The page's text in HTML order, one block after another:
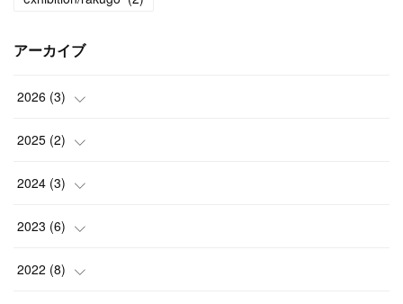
アーカイブ
2026 (3)
(2
(1
2025 (2)
(1
(1
2024 (3)
(1
(2
2023 (6)
(1
2022 (8)